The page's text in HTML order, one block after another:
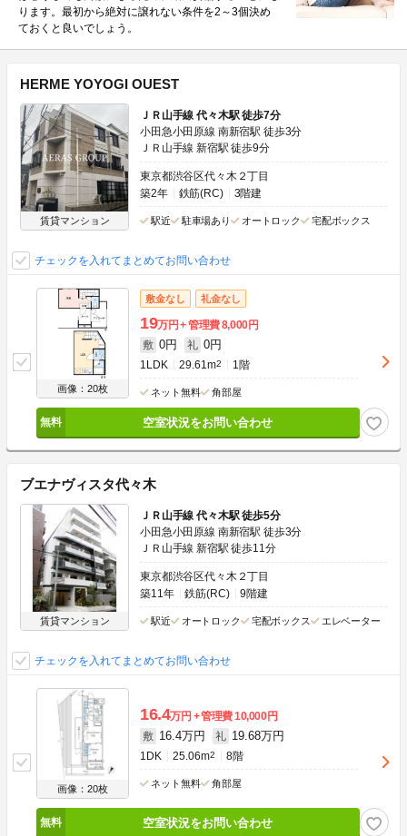
ります。最初から絶対に譲れない条件を2～3個決め
ておくと良いでしょう。
HERME YOYOGI OUEST
賃貸マンション
ＪＲ山手線 代々木駅 徒歩7分
小田急小田原線 南新宿駅 徒歩3分
ＪＲ山手線 新宿駅 徒歩9分
東京都渋谷区代々木２丁目
築2年
鉄筋(RC) 3階建
駅近 駐車場あり オートロック 宅配ボックス
チェックを入れてまとめてお問い合わせ
画像：20枚
敷金なし 礼金なし
19万円 管理費8,000円
敷 0円 礼 0円
1LDK 29.61m2 1階
ネット無料 角部屋
空室状況をお問い合わせ
ブエナヴィスタ代々木
賃貸マンション
ＪＲ山手線 代々木駅 徒歩5分
小田急小田原線 南新宿駅 徒歩3分
ＪＲ山手線 新宿駅 徒歩11分
東京都渋谷区代々木２丁目
築11年
鉄筋(RC) 9階建
駅近 オートロック 宅配ボックス エレベーター
チェックを入れてまとめてお問い合わせ
画像：20枚
16.4万円 管理費10,000円
敷 16.4万円 礼 19.68万円
1DK 25.06m2 8階
ネット無料 角部屋
空室状況をお問い合わせ